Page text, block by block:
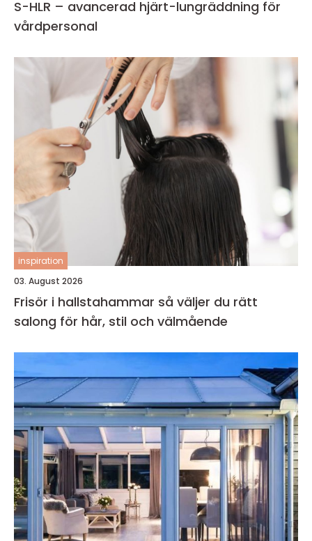
S-HLR – avancerad hjärt-lungräddning för
vårdpersonal
inspiration
03. August 2026
Frisör i hallstahammar så väljer du rätt
salong för hår, stil och välmående